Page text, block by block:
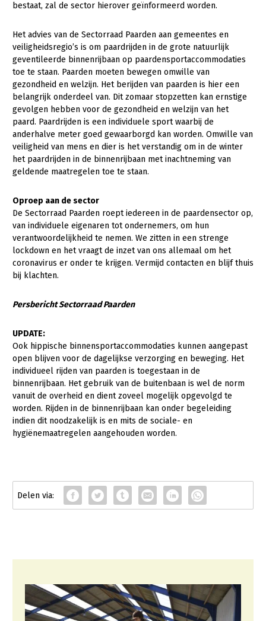
Contact
bestaat, zal de sector hierover geïnformeerd worden.
Het advies van de Sectorraad Paarden aan gemeentes en
veiligheidsregio’s is om paardrijden in de grote natuurlijk
geventileerde binnenrijbaan op paardensportaccommodaties
toe te staan. Paarden moeten bewegen omwille van
gezondheid en welzijn. Het berijden van paarden is hier een
belangrijk onderdeel van. Dit zomaar stopzetten kan ernstige
gevolgen hebben voor de gezondheid en welzijn van het
paard. Paardrijden is een individuele sport waarbij de
anderhalve meter goed gewaarborgd kan worden. Omwille van
veiligheid van mens en dier is het verstandig om in de winter
het paardrijden in de binnenrijbaan met inachtneming van
geldende maatregelen toe te staan.
Oproep aan de sector
De Sectorraad Paarden roept iedereen in de paardensector op,
van individuele eigenaren tot ondernemers, om hun
verantwoordelijkheid te nemen. We zitten in een strenge
lockdown en het vraagt de inzet van ons allemaal om het
coronavirus er onder te krijgen. Vermijd contacten en blijf thuis
bij klachten.
Persbericht Sectorraad Paarden
UPDATE:
Ook hippische binnensportaccommodaties kunnen aangepast
open blijven voor de dagelijkse verzorging en beweging. Het
individueel rijden van paarden is toegestaan in de
binnenrijbaan. Het gebruik van de buitenbaan is wel de norm
vanuit de overheid en dient zoveel mogelijk opgevolgd te
worden. Rijden in de binnenrijbaan kan onder begeleiding
indien dit noodzakelijk is en mits de sociale- en
hygiënemaatregelen aangehouden worden.